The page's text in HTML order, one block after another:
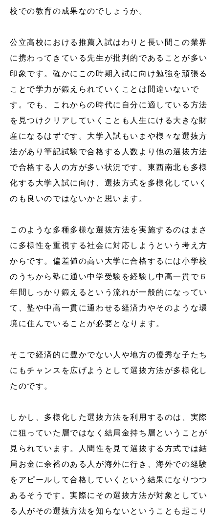
校での教育の成果なのでしょうか。
公立高校における推薦入試はわりと長い間この業界
に携わってきている先生が批判的であることが多い
印象です。確かにこの時期入試に向け勉強を頑張る
ことで学力が鍛えられていくことは間違いないで
す。でも、これからの時代に自分に適している方法
を見つけクリアしていくことも人生にける大きな財
産になるはずです。大学入試もいまや様々な選抜方
法があり筆記試験で合格する人数より他の選抜方法
で合格する人の方が多い状況です。東西南北も多様
化する大学入試に向け、選抜方式を多様化していく
のも良いのではないかと思います。
このような多種多様な選抜方法を実施するのはまさ
に多様性を重視する社会に対応しようという考え方
からです。偏差値の高い大学に合格するには小学校
のうちから塾に通い中学受験を経験し中高一貫で６
年間しっかり鍛えるという流れが一般的になってい
て、塾や中高一貫に通わせる経済力やそのような環
境に住んでいることが必要となります。
そこで経済的に豊かでない人や地方の優秀な子たち
にもチャンスを広げようとして選抜方法が多様化し
たのです。
しかし、多様化した選抜方法を利用するのは、実際
に狙っていた層ではなく結局金持ち層ということが
見られています。人間性を見て選抜する方式では結
局お金に余裕のある人が海外に行き、海外での経験
をアピールして合格していくという結果になりつつ
あるそうです。実際にその選抜方法が対象としてい
る人がその選抜方法を知らないということも起こり